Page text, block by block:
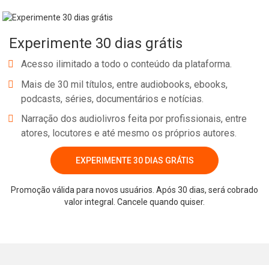
Experimente 30 dias grátis
Acesso ilimitado a todo o conteúdo da plataforma.
Mais de 30 mil títulos, entre audiobooks, ebooks,
podcasts, séries, documentários e notícias.
Narração dos audiolivros feita por profissionais, entre
atores, locutores e até mesmo os próprios autores.
EXPERIMENTE 30 DIAS GRÁTIS
Promoção válida para novos usuários. Após 30 dias, será cobrado
valor integral. Cancele quando quiser.